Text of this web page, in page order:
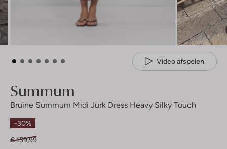
Video afspelen
Summum
Bruine Summum Midi Jurk Dress Heavy Silky Touch
-30%
€ 159,99